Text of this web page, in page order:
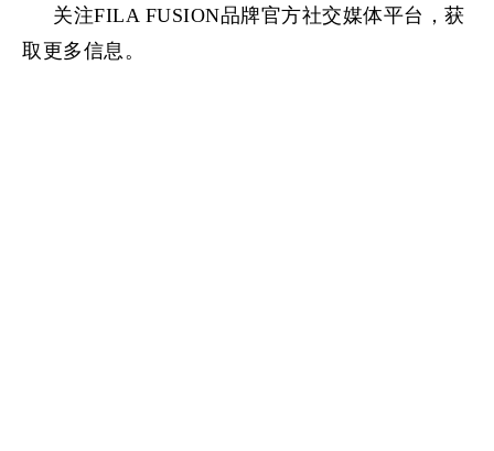
关注FILA FUSION品牌官方社交媒体平台，获
取更多信息。